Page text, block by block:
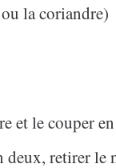
la coriandre)
et le couper
deux, retirer le